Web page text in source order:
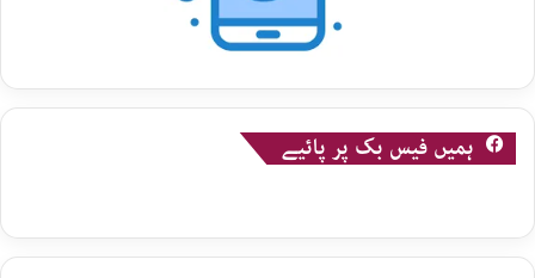
ہمیں فیس بک پر پائیے